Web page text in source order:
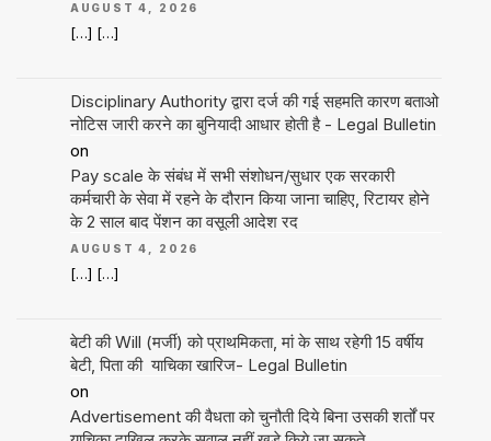
AUGUST 4, 2026
[…] […]
Disciplinary Authority द्वारा दर्ज की गई सहमति कारण बताओ
नोटिस जारी करने का बुनियादी आधार होती है - Legal Bulletin
on
Pay scale के संबंध में सभी संशोधन/सुधार एक सरकारी
कर्मचारी के सेवा में रहने के दौरान किया जाना चाहिए, रिटायर होने
के 2 साल बाद पेंशन का वसूली आदेश रद
AUGUST 4, 2026
[…] […]
बेटी की Will (मर्जी) को प्राथमिकता, मां के साथ रहेगी 15 वर्षीय
बेटी, पिता की याचिका खारिज- Legal Bulletin
on
Advertisement की वैधता को चुनौती दिये बिना उसकी शर्तों पर